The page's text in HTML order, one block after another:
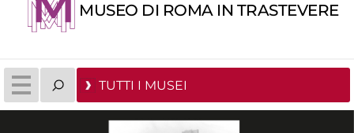
MUSEO DI ROMA IN TRASTEVERE
TUTTI I MUSEI